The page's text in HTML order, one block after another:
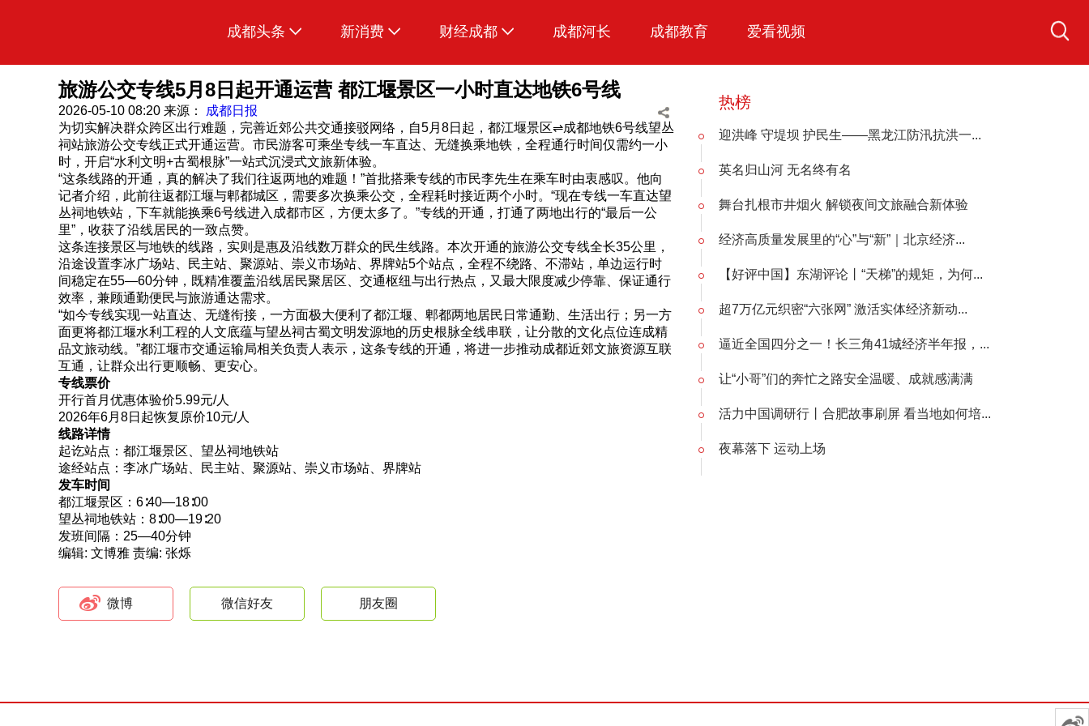
成都头条
本地
国内
头条智造
热点专题
传真机
公示
新消费
生活
财经成都 成都河长 成都教育 爱看视频
旅游公交专线5月8日起开通运营 都江堰景区一小时直达地铁6号线
2026-05-10 08:20 来源：
成都日报
为切实解决群众跨区出行难题，完善近郊公共交通接驳网络，自5月8日起，都江堰景区⇌成都地铁6号线望丛
祠站旅游公交专线正式开通运营。市民游客可乘坐专线一车直达、无缝换乘地铁，全程通行时间仅需约一小
时，开启“水利文明+古蜀根脉”一站式沉浸式文旅新体验。
“这条线路的开通，真的解决了我们往返两地的难题！”首批搭乘专线的市民李先生在乘车时由衷感叹。他向
记者介绍，此前往返都江堰与郫都城区，需要多次换乘公交，全程耗时接近两个小时。“现在专线一车直达望
丛祠地铁站，下车就能换乘6号线进入成都市区，方便太多了。”专线的开通，打通了两地出行的“最后一公
里”，收获了沿线居民的一致点赞。
这条连接景区与地铁的线路，实则是惠及沿线数万群众的民生线路。本次开通的旅游公交专线全长35公里，
沿途设置李冰广场站、民主站、聚源站、崇义市场站、界牌站5个站点，全程不绕路、不滞站，单边运行时
间稳定在55—60分钟，既精准覆盖沿线居民聚居区、交通枢纽与出行热点，又最大限度减少停靠、保证通行
效率，兼顾通勤便民与旅游通达需求。
“如今专线实现一站直达、无缝衔接，一方面极大便利了都江堰、郫都两地居民日常通勤、生活出行；另一方
面更将都江堰水利工程的人文底蕴与望丛祠古蜀文明发源地的历史根脉全线串联，让分散的文化点位连成精
品文旅动线。”都江堰市交通运输局相关负责人表示，这条专线的开通，将进一步推动成都近郊文旅资源互联
互通，让群众出行更顺畅、更安心。
专线票价
开行首月优惠体验价5.99元/人
2026年6月8日起恢复原价10元/人
线路详情
起讫站点：都江堰景区、望丛祠地铁站
途经站点：李冰广场站、民主站、聚源站、崇义市场站、界牌站
发车时间
都江堰景区：6∶40—18∶00
望丛祠地铁站：8∶00—19∶20
发班间隔：25—40分钟
编辑: 文博雅 责编: 张烁
微博 微信好友 朋友圈
热榜
迎洪峰 守堤坝 护民生——黑龙江防汛抗洪一...
英名归山河 无名终有名
舞台扎根市井烟火 解锁夜间文旅融合新体验
经济高质量发展里的“心”与“新”｜北京经济...
【好评中国】东湖评论丨“天梯”的规矩，为何...
超7万亿元织密“六张网” 激活实体经济新动...
逼近全国四分之一！长三角41城经济半年报，...
让“小哥”们的奔忙之路安全温暖、成就感满满
活力中国调研行丨合肥故事刷屏 看当地如何培...
夜幕落下 运动上场